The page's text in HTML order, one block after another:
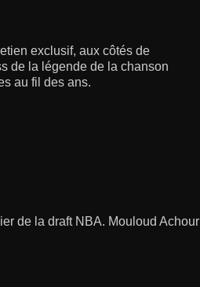
exclusif, aux côtés de
de la légende de la chanson
au fil des ans.
de la draft NBA. Mouloud Achour